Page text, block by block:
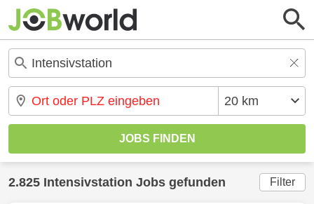
2.825 Intensivstation Jobs gefunden Filter